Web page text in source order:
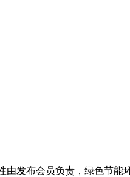
发布会员负责，绿色节